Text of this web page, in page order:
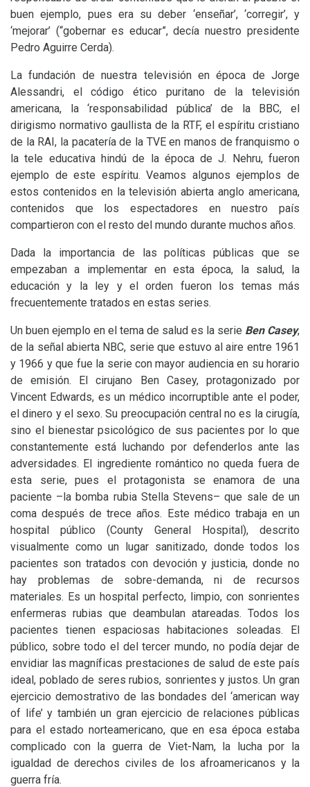
buen ejemplo, pues era su deber ‘enseñar’, ‘corregir’, y
‘mejorar’ (“gobernar es educar”, decía nuestro presidente
Pedro Aguirre Cerda).
La fundación de nuestra televisión en época de Jorge
Alessandri, el código ético puritano de la televisión
americana, la ‘responsabilidad pública’ de la BBC, el
dirigismo normativo gaullista de la RTF, el espíritu cristiano
de la RAI, la pacatería de la TVEen manos de franquismo o
la tele educativa hindú de la época de J. Nehru, fueron
ejemplo de este espíritu. Veamos algunos ejemplos de
estos contenidos en la televisión abierta anglo americana,
contenidos que los espectadores en nuestro país
compartieron con el resto del mundo durante muchos años.
Dada la importancia de las políticas públicas que se
empezaban a implementar en esta época, la salud, la
educación y la ley y el orden fueron los temas más
frecuentemente tratados en estas series.
Un buen ejemplo en el tema de salud es la serie Ben Casey,
de la señal abierta NBC, serie que estuvo al aire entre 1961
y 1966 y que fue la serie con mayor audiencia en su horario
de emisión. El cirujano Ben Casey, protagonizado por
Vincent Edwards, es un médico incorruptible ante el poder,
el dinero y el sexo. Su preocupación central no es la cirugía,
sino el bienestar psicológico de sus pacientes por lo que
constantemente está luchando por defenderlos ante las
adversidades. El ingrediente romántico no queda fuera de
esta serie, pues el protagonista se enamora de una
paciente –la bomba rubia Stella Stevens– que sale de un
coma después de trece años. Este médico trabaja en un
hospital público (County General Hospital), descrito
visualmente como un lugar sanitizado, donde todos los
pacientes son tratados con devoción y justicia, donde no
hay problemas de sobre-demanda, ni de recursos
materiales. Es un hospital perfecto, limpio, con sonrientes
enfermeras rubias que deambulan atareadas. Todos los
pacientes tienen espaciosas habitaciones soleadas. El
público, sobre todo el del tercer mundo, no podía dejar de
envidiar las magníficas prestaciones de salud de este país
ideal, poblado de seres rubios, sonrientes y justos. Un gran
ejercicio demostrativo de las bondades del ‘american way
of life’ y también un gran ejercicio de relaciones públicas
para el estado norteamericano, que en esa época estaba
complicado con la guerra de Viet-Nam, la lucha por la
igualdad de derechos civiles de los afroamericanos y la
guerra fría.